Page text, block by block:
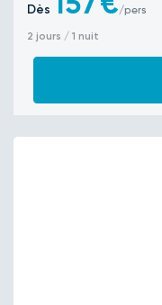
Dès /pers
2 jours / 1 nuit